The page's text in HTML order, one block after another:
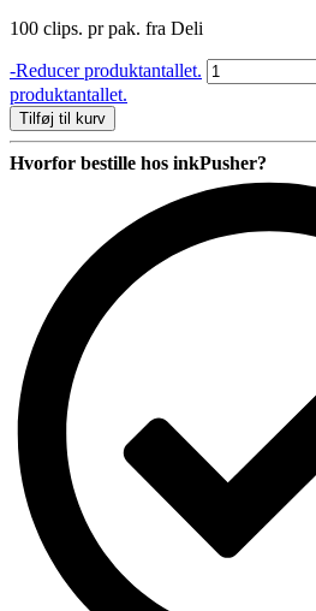
var:
er:
100 clips. pr pak. fra Deli
-Reducer produktantallet. Papir
Clips,
produktantallet.
Tilføj til kurv
Hvorfor bestille hos inkPusher?